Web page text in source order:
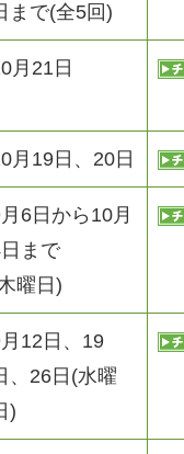
まで(全5回)
月21日
月19日、20日
6日から10月
まで
曜日)
12日、19
、26日(水曜
)